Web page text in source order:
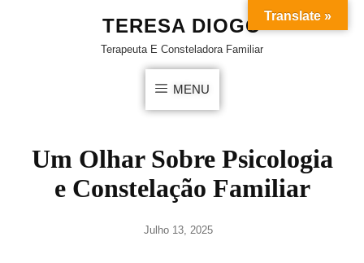
TERESA DIOGO
Terapeuta E Consteladora Familiar
MENU
Um Olhar Sobre Psicologia
e Constelação Familiar
Julho 13, 2025
Translate »